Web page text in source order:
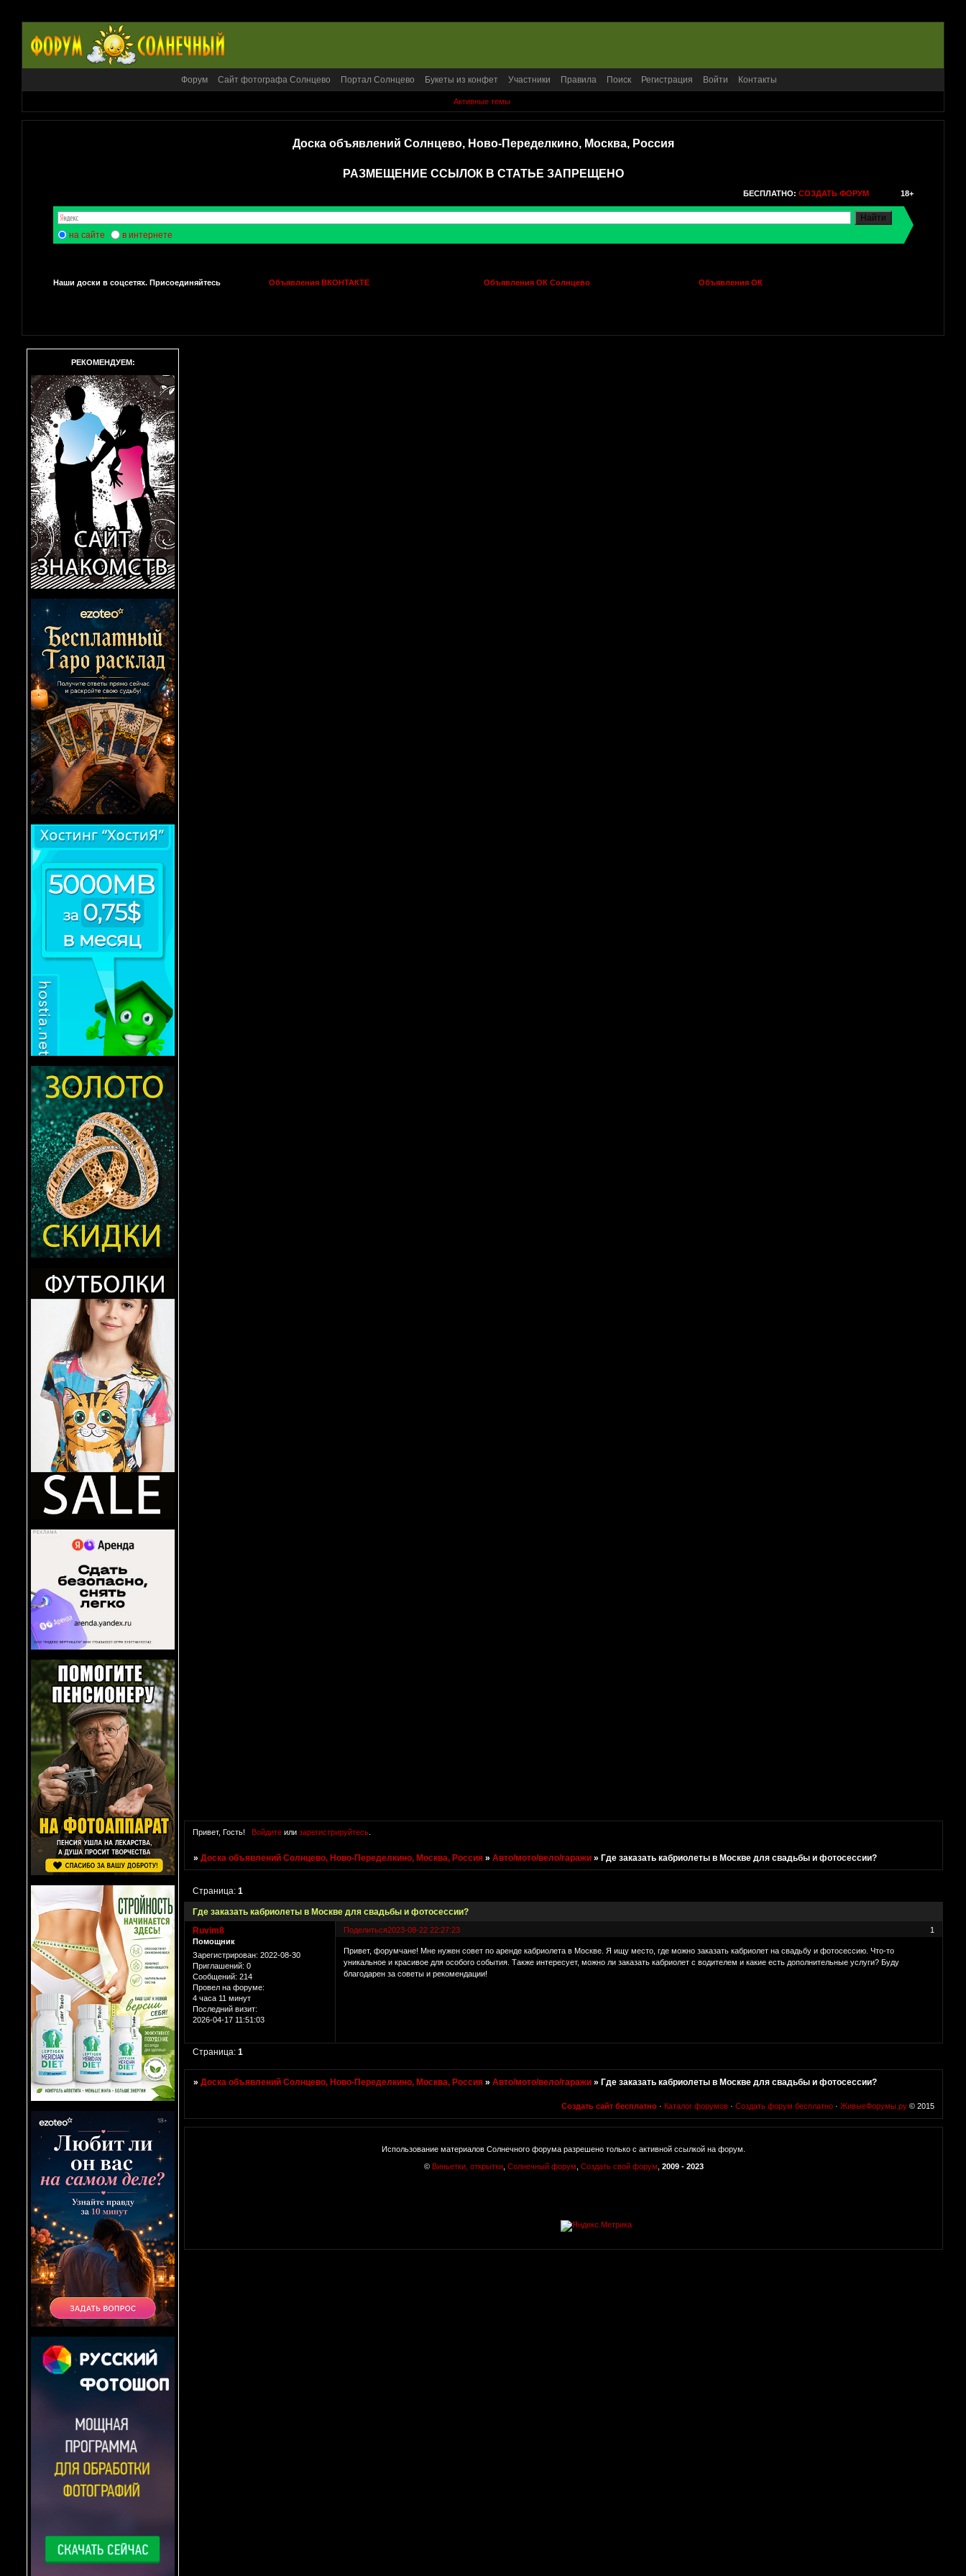
Форум Сайт фотографа Солнцево Портал Солнцево Букеты из конфет Участники Правила Поиск Регистрация Войти Контакты
Активные темы
Доска объявлений Солнцево, Ново-Переделкино, Москва, Россия
РАЗМЕЩЕНИЕ ССЫЛОК В СТАТЬЕ ЗАПРЕЩЕНО
БЕСПЛАТНО: СОЗДАТЬ ФОРУМ 18+
на сайте в интернете
Наши доски в соцсетях. Присоединяйтесь Объявления ВКОНТАКТЕ Объявления ОК Солнцево Объявления ОК
РЕКОМЕНДУЕМ:
Привет, Гость! Войдитеили зарегистрируйтесь.
»Доска объявлений Солнцево, Ново-Переделкино, Москва, Россия »Авто/мото/вело/гаражи »Где заказать кабриолеты в Москве для свадьбы и фотосессии?
Где заказать кабриолеты в Москве для свадьбы и фотосессии?
Страница:1
Поделиться 1
2023-08-22 22:27:23
Ruvim8
Помощник
Зарегистрирован: 2022-08-30
Приглашений: 0
Сообщений: 214
Провел на форуме:
4 часа 11 минут
Последний визит:
2026-04-17 11:51:03
Привет, форумчане! Мне нужен совет по аренде кабриолета в Москве. Я ищу место, где можно заказать кабриолет на свадьбу и фотосессию. Что-то
уникальное и красивое для особого события. Также интересует, можно ли заказать кабриолет с водителем и какие есть дополнительные услуги? Буду
благодарен за советы и рекомендации!
Страница:1
»Доска объявлений Солнцево, Ново-Переделкино, Москва, Россия »Авто/мото/вело/гаражи »Где заказать кабриолеты в Москве для свадьбы и фотосессии?
Создать сайт бесплатно · Каталог форумов · Создать форум бесплатно · ЖивыеФорумы.ру © 2015
Использование материалов Солнечного форума разрешено только с активной ссылкой на форум.
© Виньетки, открытки, Солнечный форум Создать свой форум 2009 - 2023